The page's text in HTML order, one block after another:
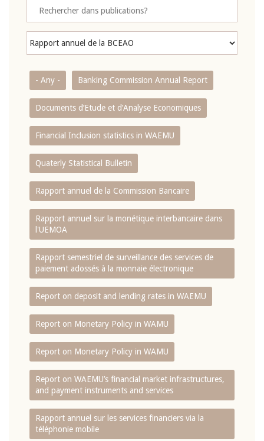
- Any - Banking Commission Annual Report
Documents d’Etude et d’Analyse Economiques
Financial Inclusion statistics in WAEMU
Quaterly Statistical Bulletin
Rapport annuel de la Commission Bancaire
Rapport annuel sur la monétique interbancaire dans
l'UEMOA
Rapport semestriel de surveillance des services de
paiement adossés à la monnaie électronique
Report on deposit and lending rates in WAEMU
Report on Monetary Policy in WAMU
Report on Monetary Policy in WAMU
Report on WAEMU’s financial market infrastructures,
and payment instruments and services
Rapport annuel sur les services financiers via la
téléphonie mobile